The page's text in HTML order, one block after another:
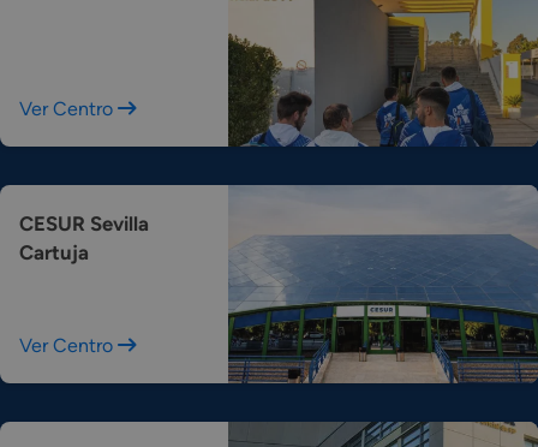
Ver Centro
CESUR Sevilla
Cartuja
Ver Centro